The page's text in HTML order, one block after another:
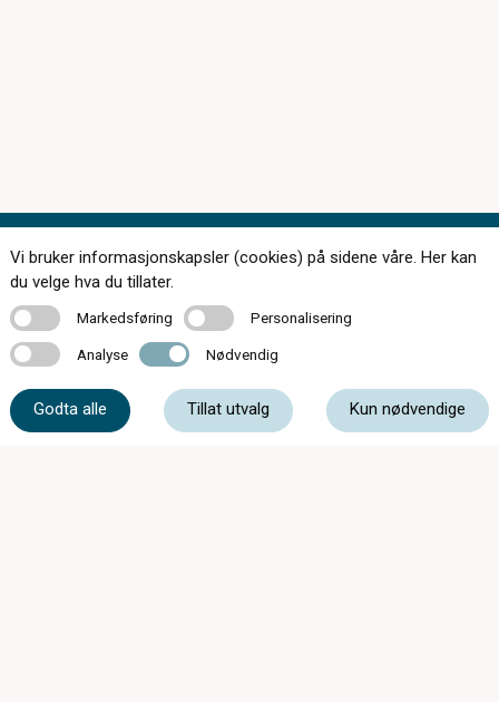
Kontakt oss
Vi bruker informasjonskapsler (cookies) på sidene våre. Her kan
du velge hva du tillater.
MarkedsføringMarkedsføring PersonaliseringPersonalisering
Analyse Analyse Nødvendig Nødvendig
Godta alle Tillat utvalg Kun nødvendige